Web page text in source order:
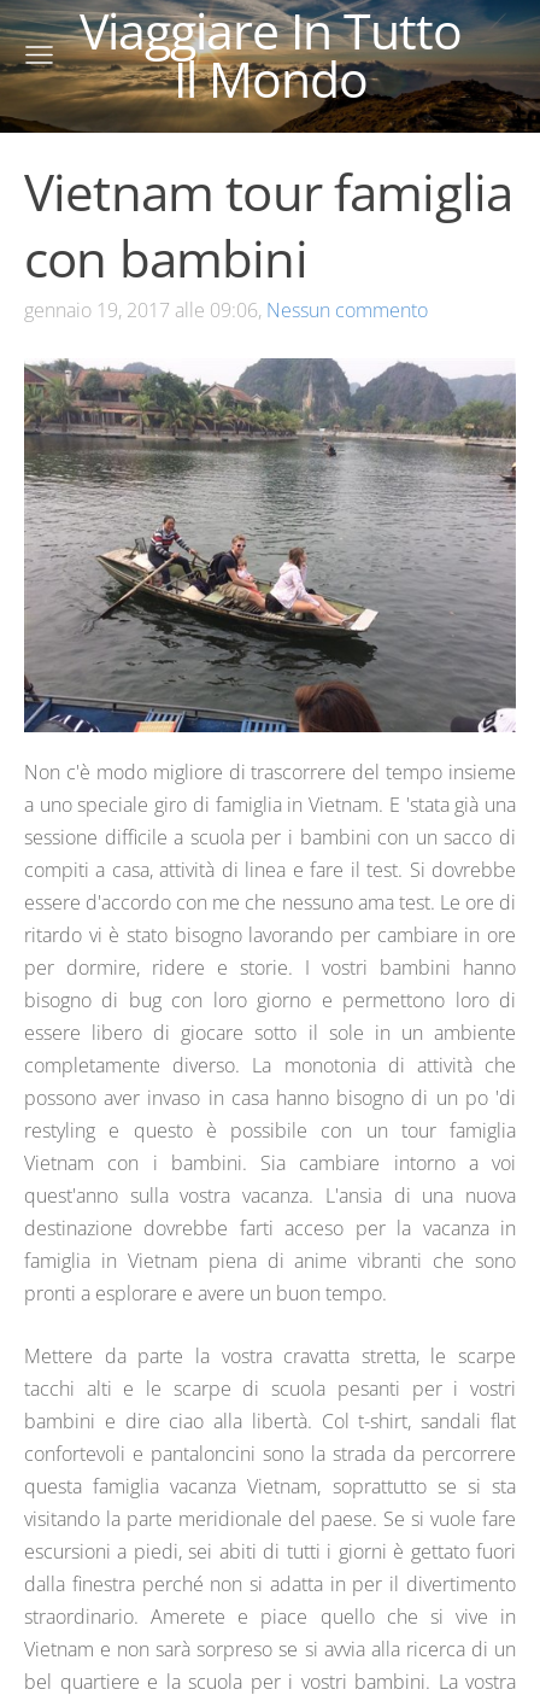
Viaggiare In Tutto
Il Mondo
Vietnam tour famiglia
con bambini
gennaio 19, 2017 alle 09:06, Nessun commento
Non c'è modo migliore di trascorrere del tempo insieme
a uno speciale giro di famiglia in Vietnam. E 'stata già una
sessione difficile a scuola per i bambini con un sacco di
compiti a casa, attività di linea e fare il test. Si dovrebbe
essere d'accordo con me che nessuno ama test. Le ore di
ritardo vi è stato bisogno lavorando per cambiare in ore
per dormire, ridere e storie. I vostri bambini hanno
bisogno di bug con loro giorno e permettono loro di
essere libero di giocare sotto il sole in un ambiente
completamente diverso. La monotonia di attività che
possono aver invaso in casa hanno bisogno di un po 'di
restyling e questo è possibile con un tour famiglia
Vietnam con i bambini. Sia cambiare intorno a voi
quest'anno sulla vostra vacanza. L'ansia di una nuova
destinazione dovrebbe farti acceso per la vacanza in
famiglia in Vietnam piena di anime vibranti che sono
pronti a esplorare e avere un buon tempo.
Mettere da parte la vostra cravatta stretta, le scarpe
tacchi alti e le scarpe di scuola pesanti per i vostri
bambini e dire ciao alla libertà. Col t-shirt, sandali flat
confortevoli e pantaloncini sono la strada da percorrere
questa famiglia vacanza Vietnam, soprattutto se si sta
visitando la parte meridionale del paese. Se si vuole fare
escursioni a piedi, sei abiti di tutti i giorni è gettato fuori
dalla finestra perché non si adatta in per il divertimento
straordinario. Amerete e piace quello che si vive in
Vietnam e non sarà sorpreso se si avvia alla ricerca di un
bel quartiere e la scuola per i vostri bambini. La vostra